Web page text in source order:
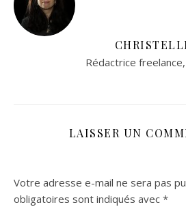
Rédactrice
LAISSER UN
Votre adresse e-mail ne sera pas
obligatoires sont indiqués avec *